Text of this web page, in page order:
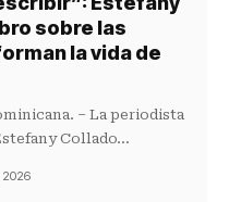
sobre las
la vida de
– La periodista
Collado…